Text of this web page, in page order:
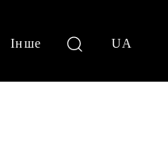
Інше UA